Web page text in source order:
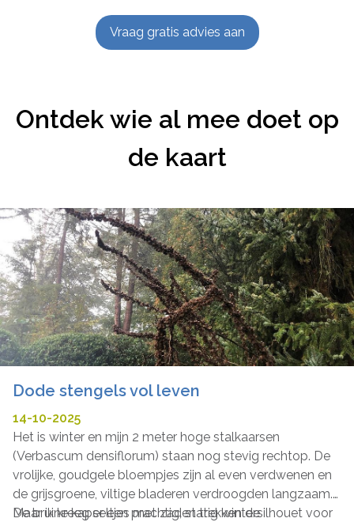
Vraag gratis advies aan
Ontdek wie al mee doet op
de kaart
Dode stengels vol leven
14-10-2025
Het is winter en mijn 2 meter hoge stalkaarsen
(Verbascum densiflorum) staan nog stevig rechtop. De
vrolijke, goudgele bloempjes zijn al even verdwenen en
de grijsgroene, viltige bladeren verdroogden langzaam.
Maar ik kreeg er een prachtig, statig wintersilhouet voor
De bruine kapseltjes met zaden trekken de